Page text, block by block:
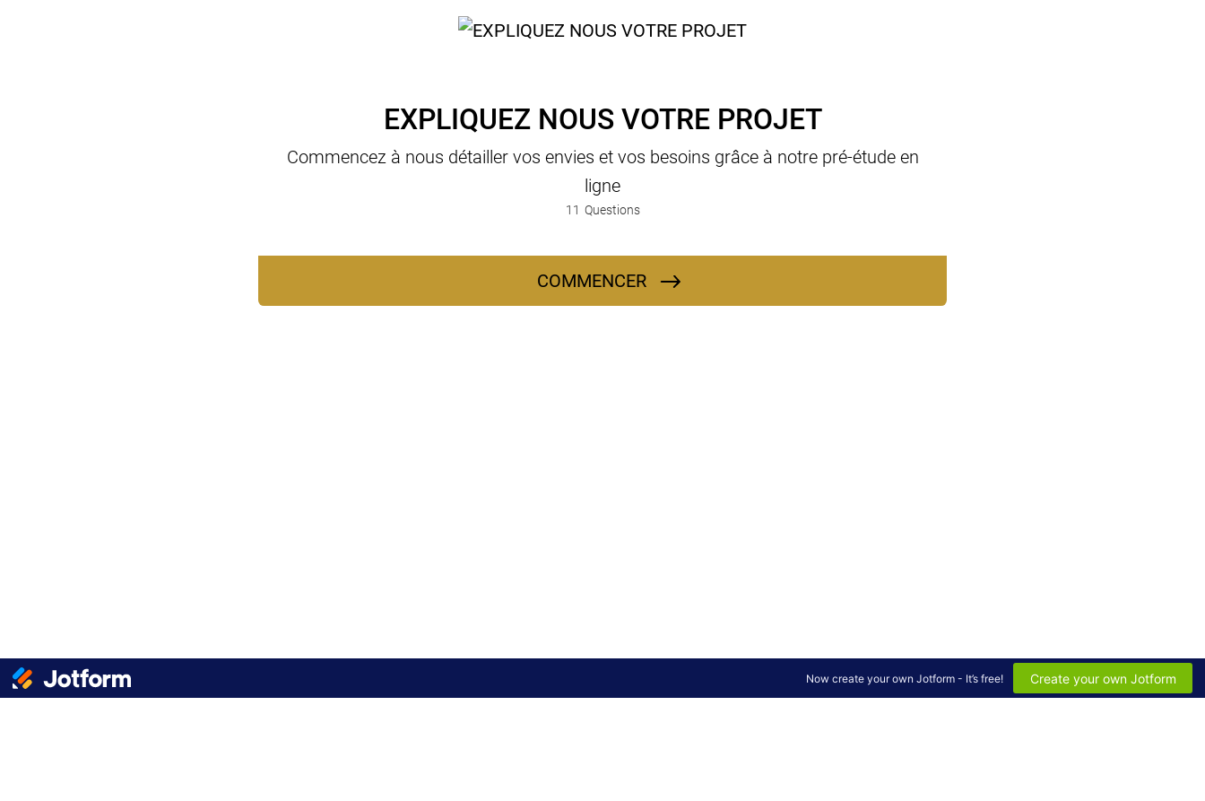
EXPLIQUEZ NOUS VOTRE PROJET
Commencez à nous détailler vos envies et vos besoins grâce à notre pré-étude en
ligne
11 Questions
COMMENCER
Now create your own Jotform - It’s free! Create your own Jotform